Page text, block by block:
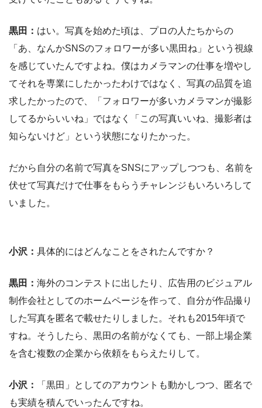
黒田： はい。写真を始めた頃は、プロの人たちからの
「あ、なんかSNSのフォロワーが多い黒田ね」という視線
を感じていたんですよね。僕はカメラマンの仕事を増やし
てそれを専業にしたかったわけではなく、写真の品質を追
求したかったので、「フォロワーが多いカメラマンが撮影
してるからいいね」ではなく「この写真いいね、撮影者は
知らないけど」という状態になりたかった。
だから自分の名前で写真をSNSにアップしつつも、名前を
伏せて写真だけで仕事をもらうチャレンジもいろいろして
いました。
小沢： 具体的にはどんなことをされたんですか？
黒田： 海外のコンテストに出したり、広告用のビジュアル
制作会社としてのホームページを作って、自分が作品撮り
した写真を匿名で載せたりしました。それも2015年頃で
すね。そうしたら、黒田の名前がなくても、一部上場企業
を含む複数の企業から依頼をもらえたりして。
小沢：
「黒田」としてのアカウントも動かしつつ、匿名で
も実績を積んでいったんですね。